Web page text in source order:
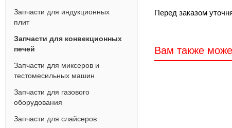
Перед заказом
Вам также
Запчасти для индукционных
плит
Запчасти для конвекционных
печей
Запчасти для миксеров и
тестомесильных машин
Запчасти для газового
оборудования
Запчасти для слайсеров